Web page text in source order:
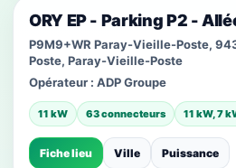
ORY EP - Parking P2 -
P9M9+WR Paray-Vieille-Poste,
Poste, Paray-Vieille-Poste
Opérateur : ADP Groupe
11 kW 63 connecteurs 11 kW, 7
Fiche lieu Ville Puissance